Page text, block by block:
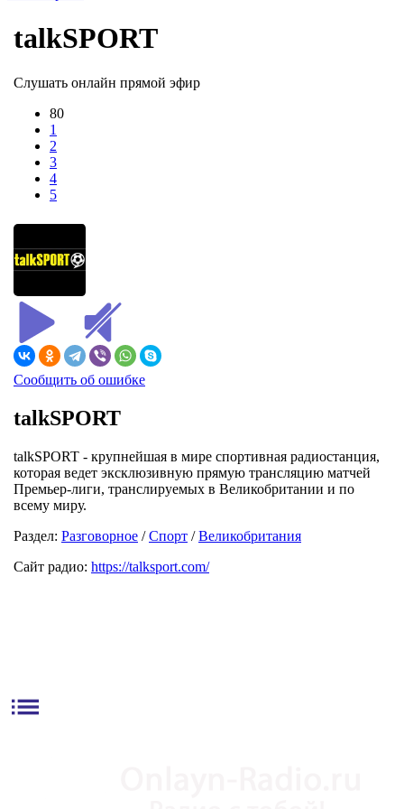
talkSPORT
Слушать онлайн прямой эфир
80
1
2
3
4
5
Сообщить об ошибке
talkSPORT
talkSPORT - крупнейшая в мире спортивная радиостанция,
которая ведет эксклюзивную прямую трансляцию матчей
Премьер-лиги, транслируемых в Великобритании и по
всему миру.
Раздел: Разговорное /Спорт /Великобритания
Сайт радио: https://talksport.com/
list